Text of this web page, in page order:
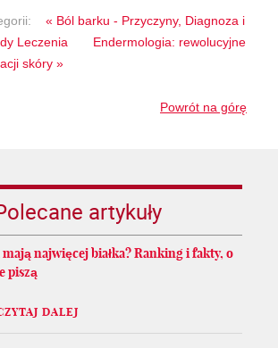
« Ból barku - Przyczyny, Diagnoza i
Leczenia
Endermologia: rewolucyjne
skóry »
Powrót na górę
artykuły
najwięcej białka? Ranking i fakty, o
piszą
DALEJ